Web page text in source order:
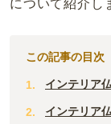
について紹介し
この記事の目次
インテリア
インテリア